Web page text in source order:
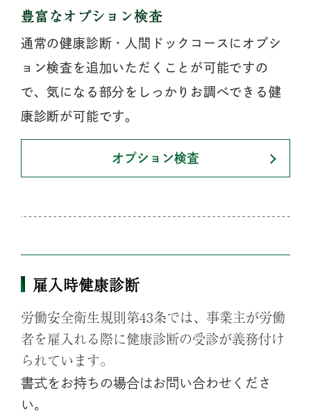
豊富なオプション検査
通常の健康診断・人間ドックコースにオプシ
ョン検査を追加いただくことが可能ですの
で、気になる部分をしっかりお調べできる健
康診断が可能です。
オプション検査
雇入時健康診断
労働安全衛生規則第43条では、事業主が労働
者を雇入れる際に健康診断の受診が義務付け
られています。
書式をお持ちの場合はお問い合わせくださ
い。